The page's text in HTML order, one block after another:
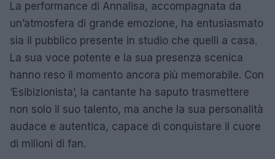
La performance di Annalisa, accompagnata da
un’atmosfera di grande emozione, ha entusiasmato
sia il pubblico presente in studio che quelli a casa.
La sua voce potente e la sua presenza scenica
hanno reso il momento ancora più memorabile. Con
‘Esibizionista’, la cantante ha saputo trasmettere
non solo il suo talento, ma anche la sua personalità
audace e autentica, capace di conquistare il cuore
di milioni di fan.